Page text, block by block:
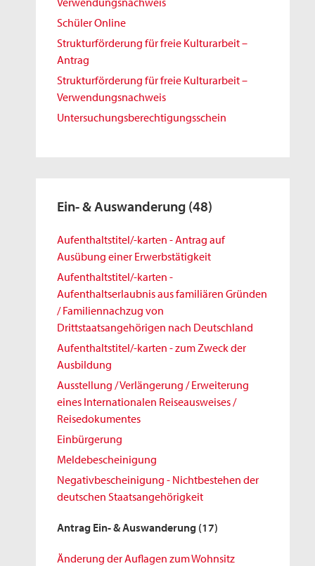
Schüler Online
Strukturförderung für freie Kulturarbeit –
Antrag
Strukturförderung für freie Kulturarbeit –
Verwendungsnachweis
Untersuchungsberechtigungsschein
Ein- & Auswanderung (48)
Aufenthaltstitel/-karten - Antrag auf
Ausübung einer Erwerbstätigkeit
Aufenthaltstitel/-karten -
Aufenthaltserlaubnis aus familiären Gründen
/ Familiennachzug von
Drittstaatsangehörigen nach Deutschland
Aufenthaltstitel/-karten - zum Zweck der
Ausbildung
Ausstellung / Verlängerung / Erweiterung
eines Internationalen Reiseausweises /
Reisedokumentes
Einbürgerung
Meldebescheinigung
Negativbescheinigung - Nichtbestehen der
deutschen Staatsangehörigkeit
Antrag Ein- & Auswanderung (17)
Änderung der Auflagen zum Wohnsitz